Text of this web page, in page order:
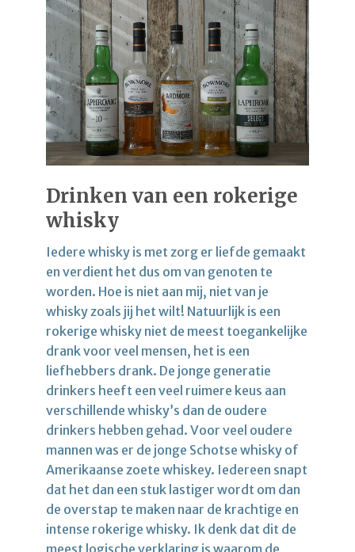
Drinken van een rokerige
whisky
Iedere whisky is met zorg er liefde gemaakt
en verdient het dus om van genoten te
worden. Hoe is niet aan mij, niet van je
whisky zoals jij het wilt! Natuurlijk is een
rokerige whisky niet de meest toegankelijke
drank voor veel mensen, het is een
liefhebbers drank. De jonge generatie
drinkers heeft een veel ruimere keus aan
verschillende whisky’s dan de oudere
drinkers hebben gehad. Voor veel oudere
mannen was er de jonge Schotse whisky of
Amerikaanse zoete whiskey. Iedereen snapt
dat het dan een stuk lastiger wordt om dan
de overstap te maken naar de krachtige en
intense rokerige whisky. Ik denk dat dit de
meest logische verklaring is waarom de